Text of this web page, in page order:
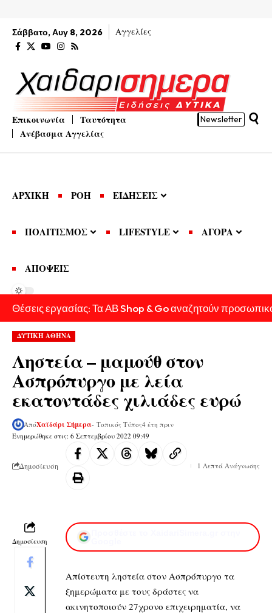
Σάββατο, Αυγ 8, 2026 Αγγελίες
Επικοινωνία
Ταυτότητα
Ανέβασμα Αγγελίας
Newsletter
ΑΡΧΙΚΗ ΡΟΗ ΕΙΔΗΣΕΙΣ
ΠΟΛΙΤΙΣΜΟΣ LIFESTYLE ΑΓΟΡΑ
ΑΠΟΨΕΙΣ
Θέσεις εργασίας: Τα ΑΒ Shop & Go αναζητούν
ΔΥΤΙΚΗ ΑΘΗΝΑ
Ληστεία – μαμούθ στον
Ασπρόπυργο με λεία
εκατοντάδες χιλιάδες ευρώ
Ενημερώθηκε στις: 6 Σεπτεμβρίου 2022 09:49
ΑπόΧαϊδάρι Σήμερα- Τοπικός Τύπος4 έτη πριν
Δημοσίευση 1 Λεπτά Ανάγνωσης
Δημοσίευση
Απίστευτη ληστεία στον Ασπρόπυργο τα
ξημερώματα με τους δράστες να
ακινητοποιούν 27χρονο επιχειρηματία, να